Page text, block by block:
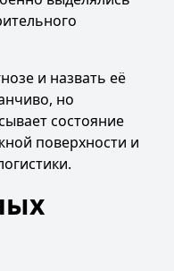
и назвать её
но
состояние
поверхности и